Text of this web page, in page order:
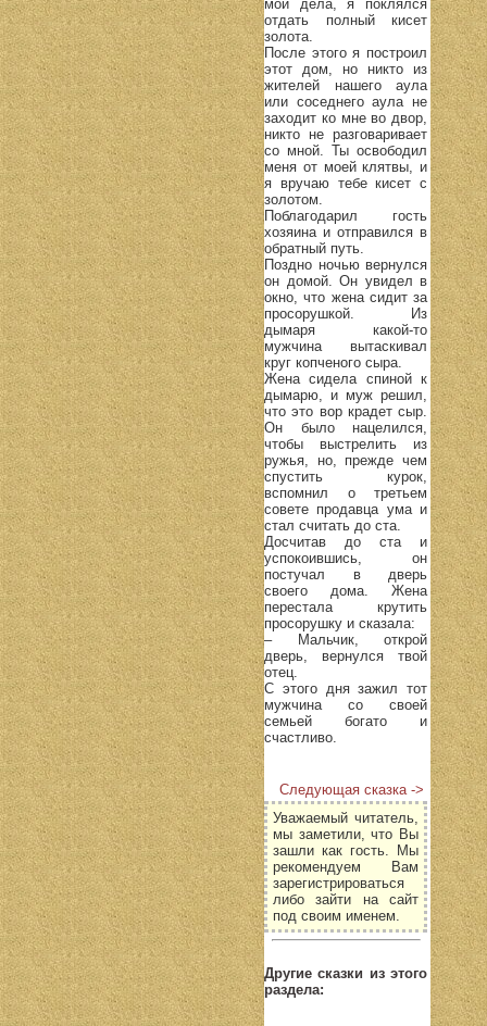
мои дела, я поклялся
отдать полный кисет
золота.
После этого я построил
этот дом, но никто из
жителей нашего аула
или соседнего аула не
заходит ко мне во двор,
никто не разговаривает
со мной. Ты освободил
меня от моей клятвы, и
я вручаю тебе кисет с
золотом.
Поблагодарил гость
хозяина и отправился в
обратный путь.
Поздно ночью вернулся
он домой. Он увидел в
окно, что жена сидит за
просорушкой. Из
дымаря какой-то
мужчина вытаскивал
круг копченого сыра.
Жена сидела спиной к
дымарю, и муж решил,
что это вор крадет сыр.
Он было нацелился,
чтобы выстрелить из
ружья, но, прежде чем
спустить курок,
вспомнил о третьем
совете продавца ума и
стал считать до ста.
Досчитав до ста и
успокоившись, он
постучал в дверь
своего дома. Жена
перестала крутить
просорушку и сказала:
– Мальчик, открой
дверь, вернулся твой
отец.
С этого дня зажил тот
мужчина со своей
семьей богато и
счастливо.
Следующая сказка ->
Уважаемый читатель,
мы заметили, что Вы
зашли как гость. Мы
рекомендуем Вам
зарегистрироваться
либо зайти на сайт
под своим именем.
Другие сказки из этого
раздела: